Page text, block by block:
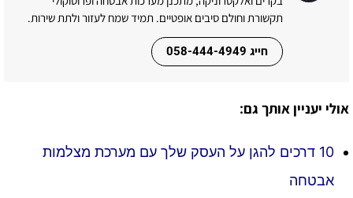
תקשורת וחולם סיבים אופטיים. תמיד שמח לעזור ולתת שירות.
חייג 058-444-4949
אולי יעניין אותך גם:
10 דרכים להגן על העסק שלך עם מערכת מצלמות
אבטחה